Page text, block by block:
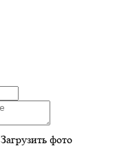
Загрузить фото